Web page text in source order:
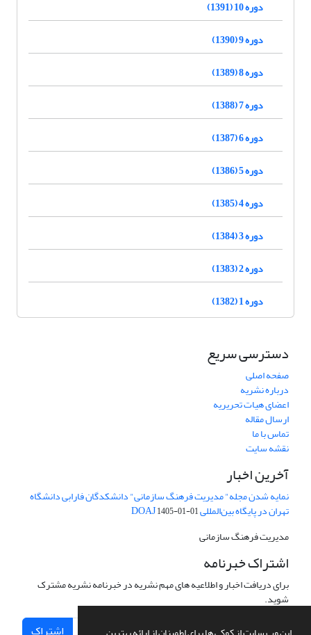
دوره 10 (1391)
دوره 9 (1390)
دوره 8 (1389)
دوره 7 (1388)
دوره 6 (1387)
دوره 5 (1386)
دوره 4 (1385)
دوره 3 (1384)
دوره 2 (1383)
دوره 1 (1382)
دسترسی سریع
صفحه اصلی
درباره نشریه
اعضای هیات تحریریه
ارسال مقاله
تماس با ما
نقشه سایت
آخرین اخبار
نمایه شدن مجله" مدیریت فرهنگ سازمانی" دانشکدگان فارابی دانشگاه
تهران در پایگاه بین‌المللی DOAJ1405-01-01
مدیریت فرهنگ سازمانی
اشتراک خبرنامه
برای دریافت اخبار و اطلاعیه های مهم نشریه در خبرنامه نشریه مشترک
شوید.
اشتراک